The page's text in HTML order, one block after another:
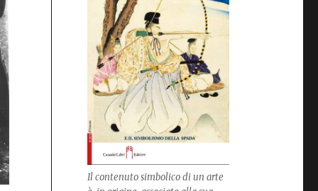
Il contenuto simbolico di un arte